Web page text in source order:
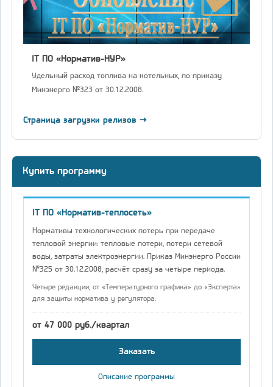
IT ПО «Норматив-НУР»
Удельный расход топлива на котельных, по приказу
Минэнерго №323 от 30.12.2008.
Страница загрузки релизов →
Купить программу
IT ПО «Норматив-теплосеть»
Нормативы технологических потерь при передаче
тепловой энергии: тепловые потери, потери сетевой
воды, затраты электроэнергии. Приказ Минэнерго России
№325 от 30.12.2008, расчёт сразу за четыре периода.
Четыре редакции, от «Температурного графика» до «Эксперта»
для защиты норматива у регулятора.
от 47 000 руб./квартал
Заказать
Описание программы